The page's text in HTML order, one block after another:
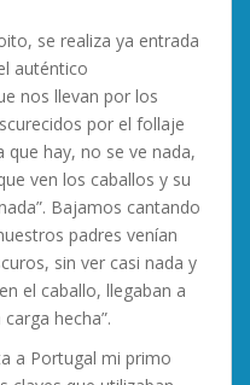
se realiza ya entrada
auténtico
nos llevan por los
por el follaje
que hay, no se ve nada,
ven los caballos y su
Bajamos cantando
padres venían
sin ver casi nada y
el caballo, llegaban a
hecha”.
a Portugal mi primo